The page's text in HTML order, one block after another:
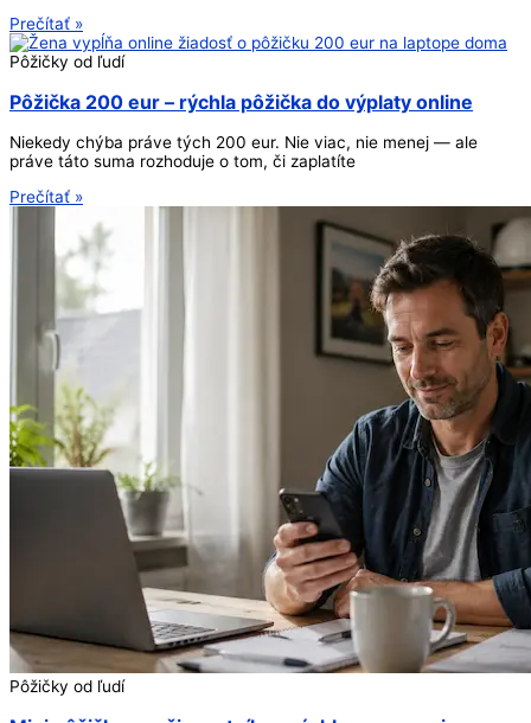
Prečítať »
Pôžičky od ľudí
Pôžička 200 eur – rýchla pôžička do výplaty online
Niekedy chýba práve tých 200 eur. Nie viac, nie menej — ale
práve táto suma rozhoduje o tom, či zaplatíte
Prečítať »
Pôžičky od ľudí